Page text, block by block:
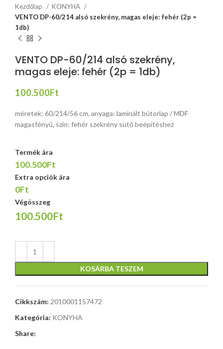
Kezdőlap
KONYHA
VENTO DP-60/214 alsó szekrény, magas eleje: fehér (2p =
1db)
VENTO DP-60/214 alsó szekrény,
magas eleje: fehér (2p = 1db)
100.500Ft
méretek: 60/214/56 cm, anyaga: laminált bútorlap / MDF
magasfényű, szín: fehér szekrény sütő beépítéshez
Termék ára
100.500Ft
Extra opciók ára
0Ft
Végösszeg
100.500Ft
KOSÁRBA TESZEM
Cikkszám: 2010001157472
Kategória: KONYHA
Share: